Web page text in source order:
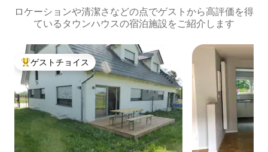
ロケーションや清潔さなどの点でゲストから高評価を得
ているタウンハウスの宿泊施設をご紹介します
大好評のゲストチョイスです。
ゲストチョイス